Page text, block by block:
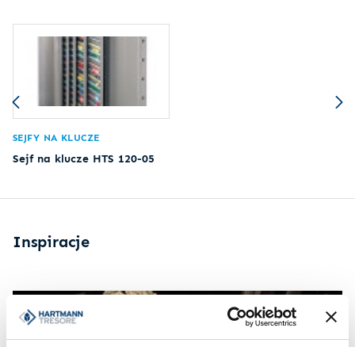
SEJFY NA KLUCZE
Sejf na klucze HTS 120-05
Inspiracje